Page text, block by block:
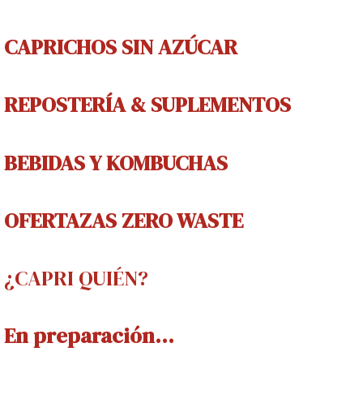
CAPRICHOSSIN AZÚCAR
REPOSTERÍA & SUPLEMENTOS
BEBIDAS YKOMBUCHAS
OFERTAZAS ZERO WASTE
¿CAPRI QUIÉN?
En preparación...